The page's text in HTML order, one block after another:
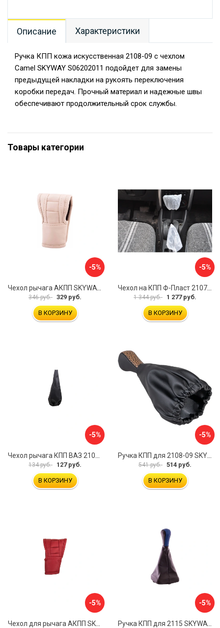
Описание Характеристики
Ручка КПП кожа искусственная 2108-09 с чехлом
Camel SKYWAY S06202011 подойдет для замены
предыдущей накладки на рукоять переключения
коробки передач. Прочный материал и надежные швы
обеспечивают продолжительный срок службы.
Товары категории
-5%
346 руб. 329 руб.
В КОРЗИНУ
-5%
1 344 руб. 1 277 руб.
В КОРЗИНУ
-5%
Чехол рычага КПП ВАЗ 2101-07 SKYWAY S06201011
134 руб. 127 руб.
В КОРЗИНУ
-5%
Ручка КПП для 2108-09 SKYWAY S06202012
541 руб. 514 руб.
В КОРЗИНУ
-5% -5%